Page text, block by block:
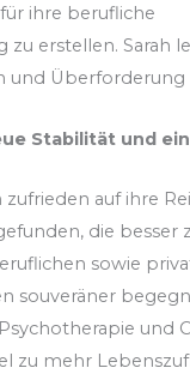
ihre berufliche
zu erstellen. Sarah
und Überforderung
Stabilität und
auf ihre
die besser
sowie
souveräner
und
zu mehr